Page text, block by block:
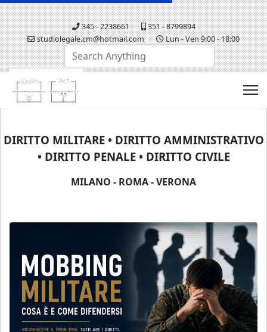
345 - 2238661
351 - 8799894
studiolegale.cm@hotmail.com
Lun - Ven 9:00 - 18:00
DIRITTO MILITARE • DIRITTO AMMINISTRATIVO
• DIRITTO PENALE • DIRITTO CIVILE
MILANO - ROMA - VERONA